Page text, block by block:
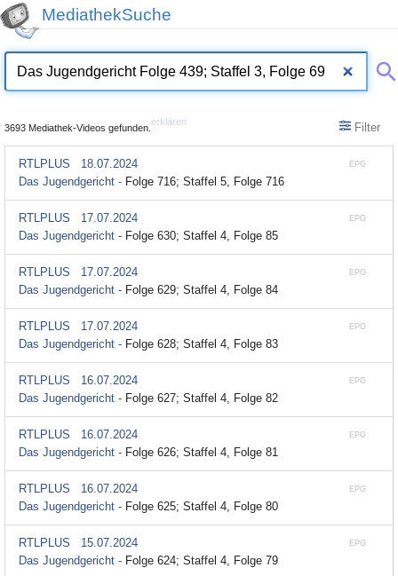
MediathekSuche
3693 Mediathek-Videos gefunden.
erklären Filter
EPG
RTLPLUS
18.07.2024
Das Jugendgericht - Folge 716; Staffel 5, Folge 716
EPG
RTLPLUS
17.07.2024
Das Jugendgericht - Folge 630; Staffel 4, Folge 85
EPG
RTLPLUS
17.07.2024
Das Jugendgericht - Folge 629; Staffel 4, Folge 84
EPG
RTLPLUS
17.07.2024
Das Jugendgericht - Folge 628; Staffel 4, Folge 83
EPG
RTLPLUS
16.07.2024
Das Jugendgericht - Folge 627; Staffel 4, Folge 82
EPG
RTLPLUS
16.07.2024
Das Jugendgericht - Folge 626; Staffel 4, Folge 81
EPG
RTLPLUS
16.07.2024
Das Jugendgericht - Folge 625; Staffel 4, Folge 80
EPG
RTLPLUS
15.07.2024
Das Jugendgericht - Folge 624; Staffel 4, Folge 79